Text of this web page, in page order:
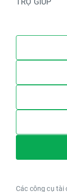
Các công cụ tài